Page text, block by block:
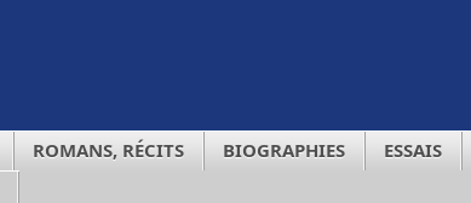
ROMANS, RÉCITS BIOGRAPHIES ESSAIS